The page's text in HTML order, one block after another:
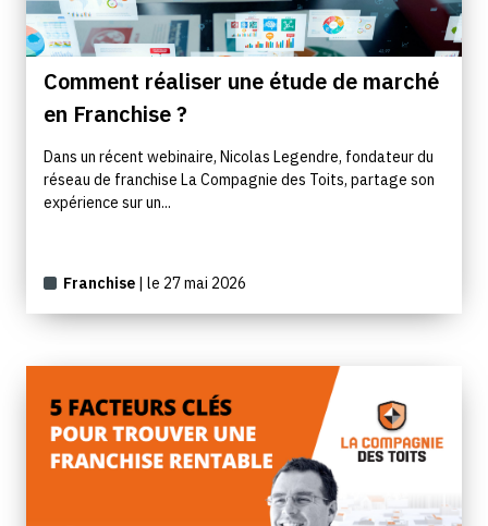
Comment réaliser une étude de marché
en Franchise ?
Dans un récent webinaire, Nicolas Legendre, fondateur du
réseau de franchise La Compagnie des Toits, partage son
expérience sur un...
Franchise | le 27 mai 2026